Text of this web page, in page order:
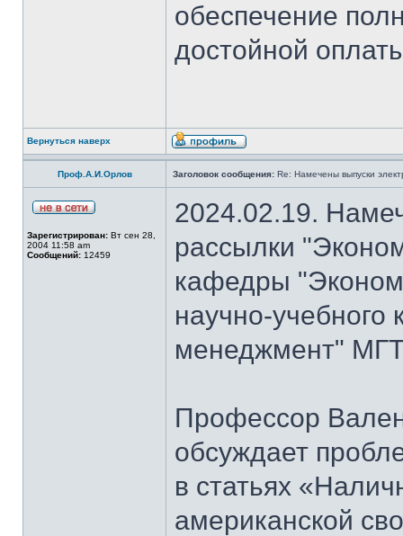
обеспечение
достойной
Вернуться наверх
Проф.А.И.Орлов Заголовок сообщения: Re: Намечены выпуски
Зарегистрирован: Вт сен 28,
2004 11:58 am
Сообщений: 12459
2024.02.19.
рассылки
кафедры
научно-
менеджмент"
Профессор
обсуждает
в статьях
американской